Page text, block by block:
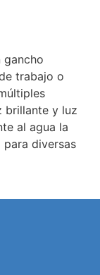
gancho
trabajo o
brillante y luz
al agua la
diversas